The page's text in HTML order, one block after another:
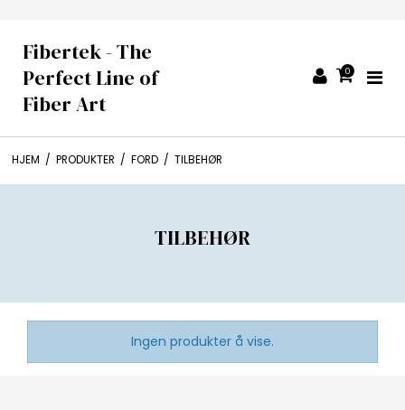
Fibertek - The
Perfect Line of
Fiber Art
0
HJEM / PRODUKTER / FORD / TILBEHØR
TILBEHØR
Ingen produkter å vise.